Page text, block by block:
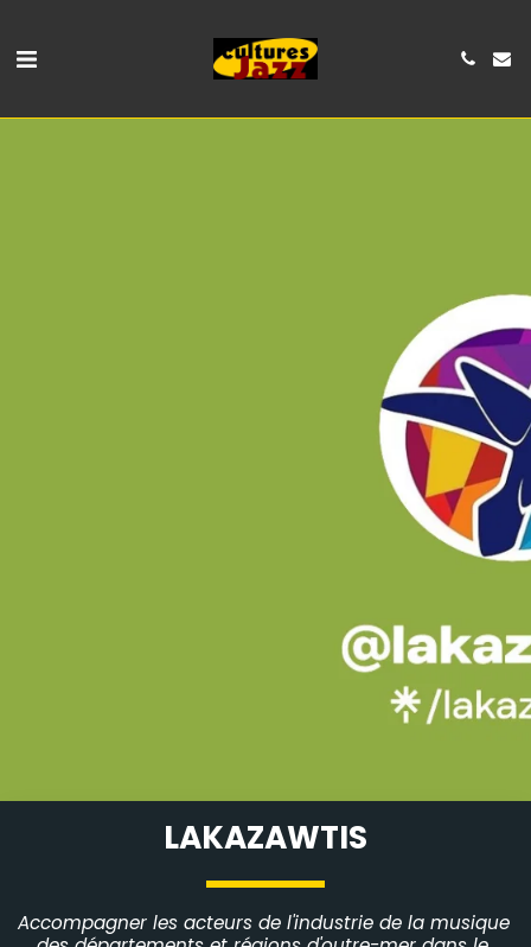
LAKAZAWTIS
Accompagner les acteurs de l'industrie de la musique